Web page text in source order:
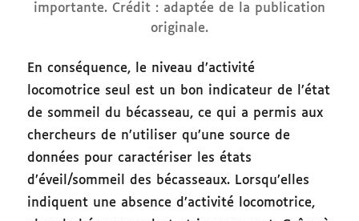
importante. Crédit : adaptée de la publication
originale.
En conséquence, le niveau d’activité
locomotrice seul est un bon indicateur de l’état
de sommeil du bécasseau, ce qui a permis aux
chercheurs de n’utiliser qu’une source de
données pour caractériser les états
d’éveil/sommeil des bécasseaux. Lorsqu’elles
indiquent une absence d’activité locomotrice,